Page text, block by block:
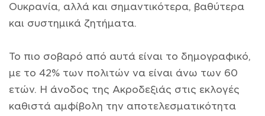
Ουκρανία, αλλά και σημαντικότερα, βαθύτερα
και συστημικά ζητήματα.
Το πιο σοβαρό από αυτά είναι το δημογραφικό,
με το 42% των πολιτών να είναι άνω των 60
ετών. Η άνοδος της Ακροδεξιάς στις εκλογές
καθιστά αμφίβολη την αποτελεσματικότητα